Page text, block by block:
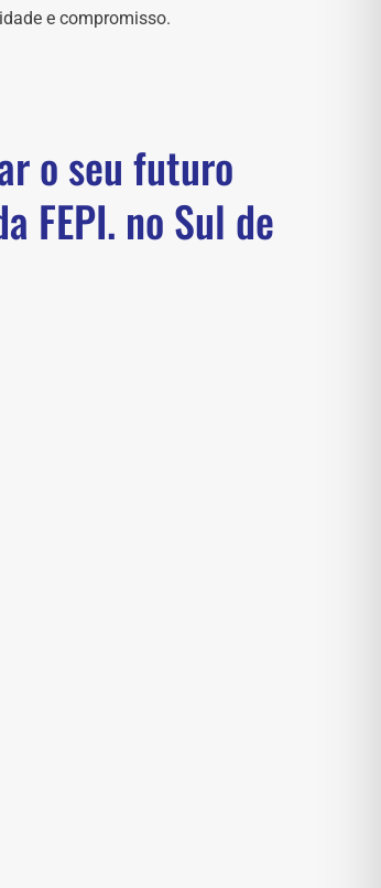
e compromisso.
o seu futuro
FEPI. no Sul de